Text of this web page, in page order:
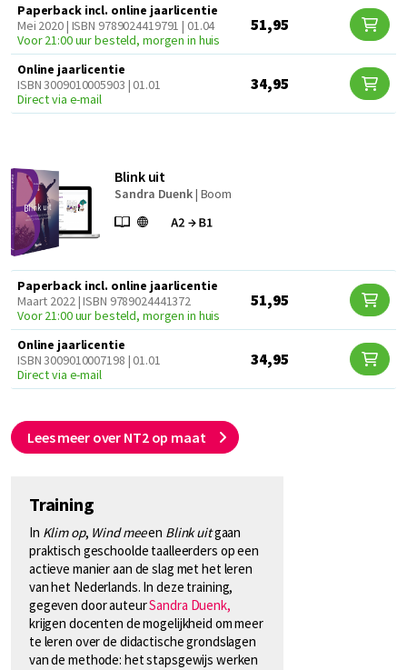
Paperback incl. online jaarlicentie
Mei 2020 | ISBN 9789024419791 | 01.04
Voor 21:00 uur besteld, morgen in huis
51,95
Online jaarlicentie
ISBN 3009010005903 | 01.01
Direct via e-mail
34,95
Blink uit
Sandra Duenk| Boom
Paperback incl. online jaarlicentie
Maart 2022 | ISBN 9789024441372
Voor 21:00 uur besteld, morgen in huis
51,95
Online jaarlicentie
ISBN 3009010007198 | 01.01
Direct via e-mail
34,95
Lees meer over NT2 op maat
Training
In Klim op, Wind meeen Blink uitgaan
praktisch geschoolde taalleerders op een
actieve manier aan de slag met het leren
van het Nederlands. In deze training,
gegeven door auteurSandra Duenk,
krijgen docenten de mogelijkheid om meer
te leren over de didactische grondslagen
van de methode: het stapsgewijs werken